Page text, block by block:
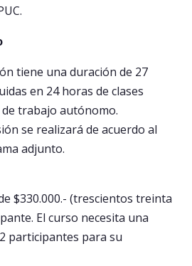
tiene una duración de 27
en 24 horas de clases
trabajo autónomo.
se realizará de acuerdo al
adjunto.
$330.000.- (trescientos treinta
El curso necesita una
participantes para su